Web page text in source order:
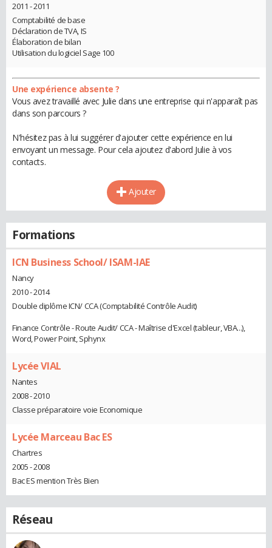
2011 - 2011
Comptabilité de base
Déclaration de TVA, IS
Élaboration de bilan
Utilisation du logiciel Sage 100
Une expérience absente ?
Vous avez travaillé avec Julie dans une entreprise qui n'apparaît pas
dans son parcours ?
N'hésitez pas à lui suggérer d'ajouter cette expérience en lui
envoyant un message. Pour cela ajoutez d'abord Julie à vos
contacts.
Ajouter
Formations
ICN Business School/ ISAM-IAE
Nancy
2010 - 2014
Double diplôme ICN/ CCA (Comptabilité Contrôle Audit)
Finance Contrôle - Route Audit/ CCA - Maîtrise d'Excel (tableur, VBA...),
Word, Power Point, Sphynx
Lycée VIAL
Nantes
2008 - 2010
Classe préparatoire voie Economique
Lycée Marceau Bac ES
Chartres
2005 - 2008
Bac ES mention Très Bien
Réseau